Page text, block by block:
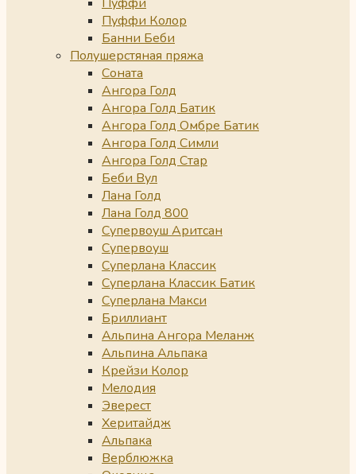
Пуффи Колор
Банни Беби
Полушерстяная пряжа
Соната
Ангора Голд
Ангора Голд Батик
Ангора Голд Омбре Батик
Ангора Голд Симли
Ангора Голд Стар
Беби Вул
Лана Голд
Лана Голд 800
Супервоуш Аритсан
Супервоуш
Суперлана Классик
Суперлана Классик Батик
Суперлана Макси
Бриллиант
Альпина Ангора Меланж
Альпина Альпака
Крейзи Колор
Мелодия
Эверест
Херитайдж
Альпака
Верблюжка